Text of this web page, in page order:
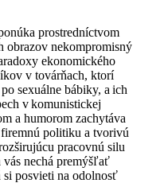
prostredníctvom
obrazov nekompromisný
ekonomického
v továrňach, ktorí
sexuálne bábiky, a ich
v komunistickej
a humorom zachytáva
politiku a tvorivú
pracovnú silu
nechá premýšľať
si posvieti na odolnosť